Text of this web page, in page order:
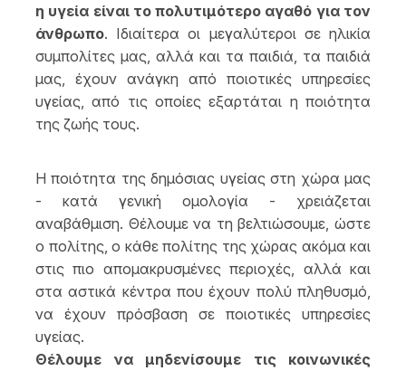
η υγεία είναι το πολυτιμότερο αγαθό για τον
άνθρωπο. Ιδιαίτερα οι μεγαλύτεροι σε ηλικία
συμπολίτες μας, αλλά και τα παιδιά, τα παιδιά
μας, έχουν ανάγκη από ποιοτικές υπηρεσίες
υγείας, από τις οποίες εξαρτάται η ποιότητα
της ζωής τους.
Η ποιότητα της δημόσιας υγείας στη χώρα μας
- κατά γενική ομολογία - χρειάζεται
αναβάθμιση. Θέλουμε να τη βελτιώσουμε, ώστε
ο πολίτης, ο κάθε πολίτης της χώρας ακόμα και
στις πιο απομακρυσμένες περιοχές, αλλά και
στα αστικά κέντρα που έχουν πολύ πληθυσμό,
να έχουν πρόσβαση σε ποιοτικές υπηρεσίες
υγείας.
Θέλουμε να μηδενίσουμε τις κοινωνικές